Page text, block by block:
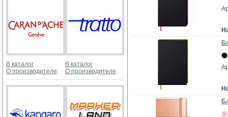
В каталог
О производителе
В каталог
О производителе